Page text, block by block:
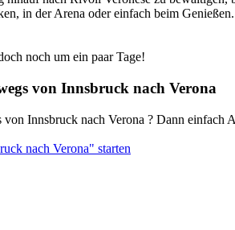
in der Arena oder einfach beim Genießen.
noch um ein paar Tage!
von Innsbruck nach Verona
Innsbruck nach Verona ? Dann
nach Verona" starten